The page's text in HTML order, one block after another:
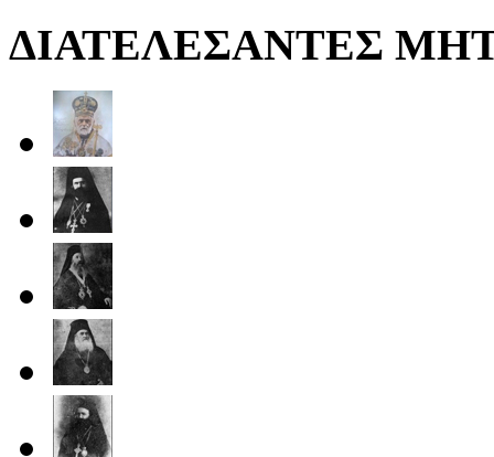
ΔΙΑΤΕΛΕΣΑΝΤΕΣ